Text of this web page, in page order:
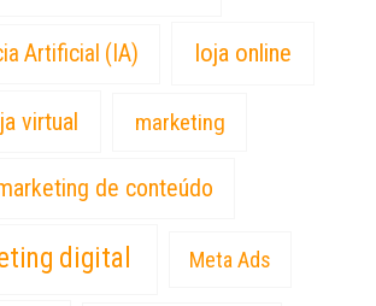
Artificial (IA) loja online
virtual marketing
de conteúdo
digital Meta Ads